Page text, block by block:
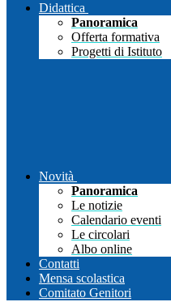
Didattica
Panoramica
Offerta formativa
Progetti di Istituto
Novità
Panoramica
Le notizie
Calendario eventi
Le circolari
Albo online
Contatti
Mensa scolastica
Comitato Genitori